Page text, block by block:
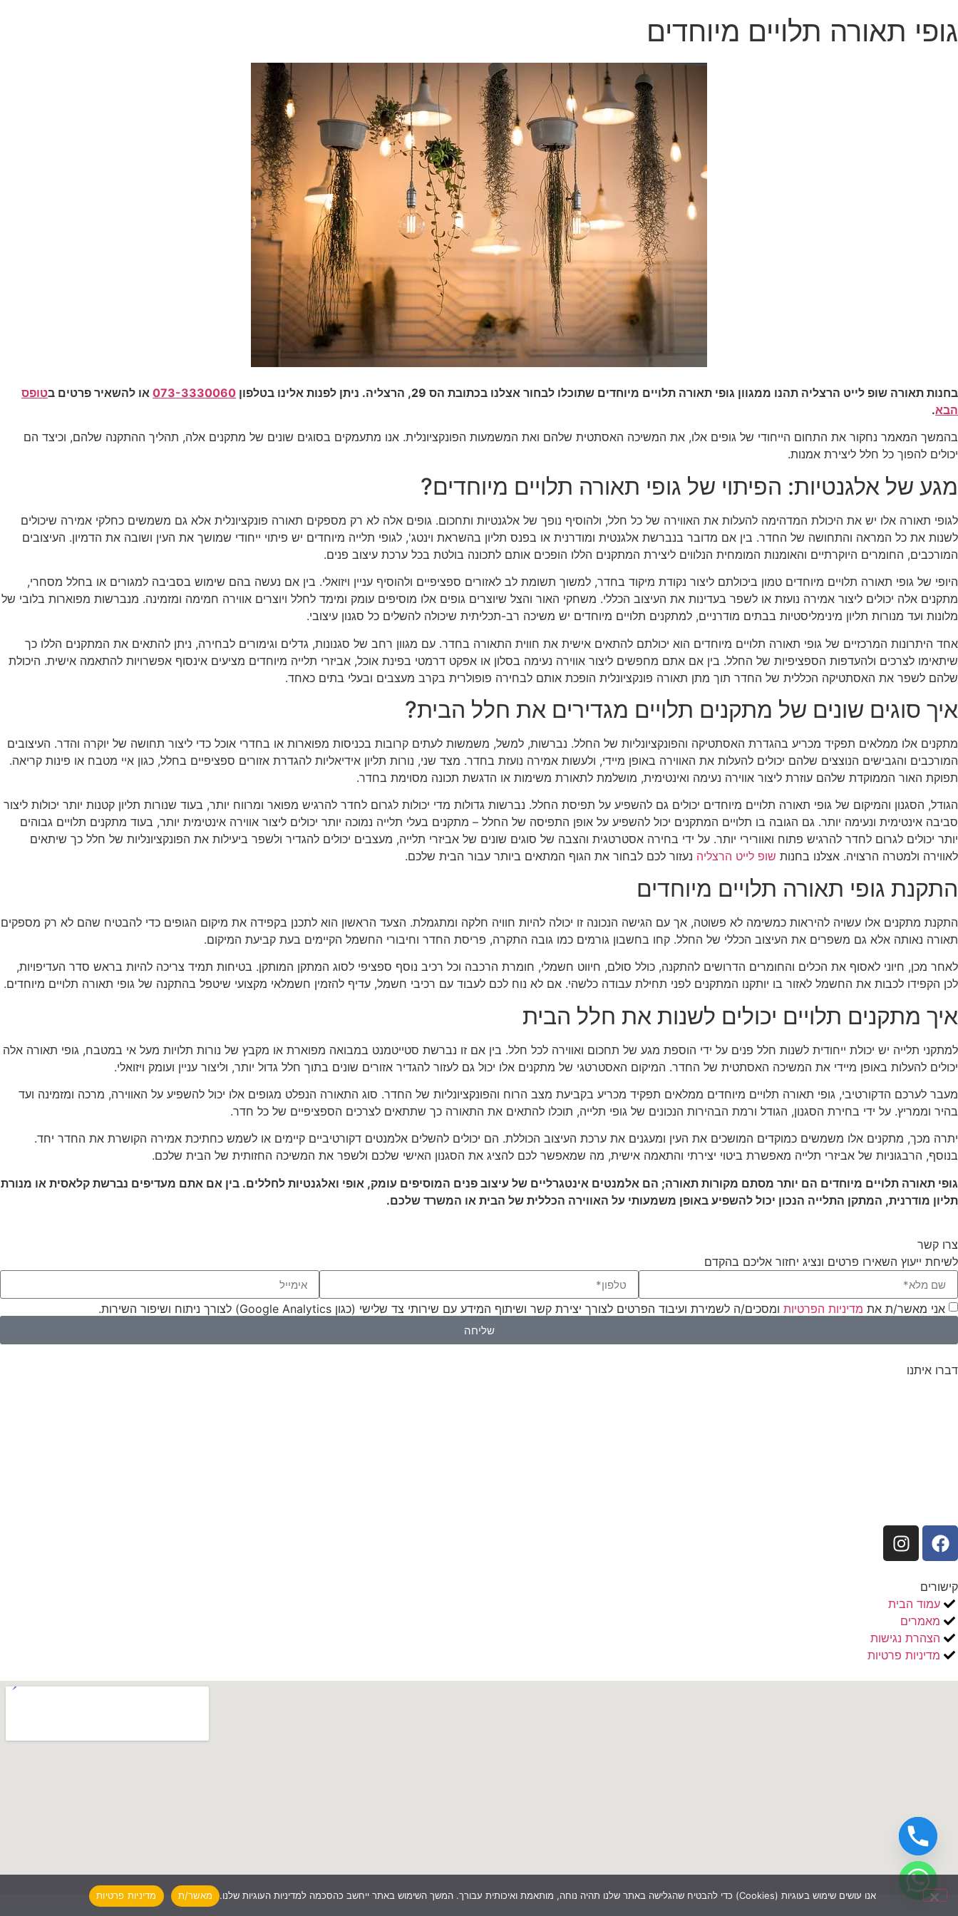
גופי תאורה תלויים מיוחדים
בחנות תאורה שופ לייט הרצליה תהנו ממגוון גופי תאורה תלויים מיוחדים שתוכלו לבחור אצלנו בכתובת הס 29, הרצליה. ניתן לפנות אלינו בטלפון 073-3330060 או להשאיר פרטים בטופס
הבא.
בהמשך המאמר נחקור את התחום הייחודי של גופים אלו, את המשיכה האסתטית שלהם ואת המשמעות הפונקציונלית. אנו מתעמקים בסוגים שונים של מתקנים אלה, תהליך ההתקנה שלהם, וכיצד הם
יכולים להפוך כל חלל ליצירת אמנות.
מגע של אלגנטיות: הפיתוי של גופי תאורה תלויים מיוחדים?
לגופי תאורה אלו יש את היכולת המדהימה להעלות את האווירה של כל חלל, ולהוסיף נופך של אלגנטיות ותחכום. גופים אלה לא רק מספקים תאורה פונקציונלית אלא גם משמשים כחלקי אמירה שיכולים
לשנות את כל המראה והתחושה של החדר. בין אם מדובר בנברשת אלגנטית ומודרנית או בפנס תליון בהשראת וינטג', לגופי תלייה מיוחדים יש פיתוי ייחודי שמושך את העין ושובה את הדמיון. העיצובים
המורכבים, החומרים היוקרתיים והאומנות המומחית הנלווים ליצירת המתקנים הללו הופכים אותם לתכונה בולטת בכל ערכת עיצוב פנים.
היופי של גופי תאורה תלויים מיוחדים טמון ביכולתם ליצור נקודת מיקוד בחדר, למשוך תשומת לב לאזורים ספציפיים ולהוסיף עניין ויזואלי. בין אם נעשה בהם שימוש בסביבה למגורים או בחלל מסחרי,
מתקנים אלה יכולים ליצור אמירה נועזת או לשפר בעדינות את העיצוב הכללי. משחקי האור והצל שיוצרים גופים אלו מוסיפים עומק ומימד לחלל ויוצרים אווירה חמימה ומזמינה. מנברשות מפוארות בלובי של
מלונות ועד מנורות תליון מינימליסטיות בבתים מודרניים, למתקנים תלויים מיוחדים יש משיכה רב-תכליתית שיכולה להשלים כל סגנון עיצובי.
אחד היתרונות המרכזיים של גופי תאורה תלויים מיוחדים הוא יכולתם להתאים אישית את חווית התאורה בחדר. עם מגוון רחב של סגנונות, גדלים וגימורים לבחירה, ניתן להתאים את המתקנים הללו כך
שיתאימו לצרכים ולהעדפות הספציפיות של החלל. בין אם אתם מחפשים ליצור אווירה נעימה בסלון או אפקט דרמטי בפינת אוכל, אביזרי תלייה מיוחדים מציעים אינסוף אפשרויות להתאמה אישית. היכולת
שלהם לשפר את האסתטיקה הכללית של החדר תוך מתן תאורה פונקציונלית הופכת אותם לבחירה פופולרית בקרב מעצבים ובעלי בתים כאחד.
איך סוגים שונים של מתקנים תלויים מגדירים את חלל הבית?
מתקנים אלו ממלאים תפקיד מכריע בהגדרת האסתטיקה והפונקציונליות של החלל. נברשות, למשל, משמשות לעתים קרובות בכניסות מפוארות או בחדרי אוכל כדי ליצור תחושה של יוקרה והדר. העיצובים
המורכבים והגבישים הנוצצים שלהם יכולים להעלות את האווירה באופן מיידי, ולעשות אמירה נועזת בחדר. מצד שני, נורות תליון אידיאליות להגדרת אזורים ספציפיים בחלל, כגון איי מטבח או פינות קריאה.
תפוקת האור הממוקדת שלהם עוזרת ליצור אווירה נעימה ואינטימית, מושלמת לתאורת משימות או הדגשת תכונה מסוימת בחדר.
הגודל, הסגנון והמיקום של גופי תאורה תלויים מיוחדים יכולים גם להשפיע על תפיסת החלל. נברשות גדולות מדי יכולות לגרום לחדר להרגיש מפואר ומרווח יותר, בעוד שנורות תליון קטנות יותר יכולות ליצור
סביבה אינטימית ונעימה יותר. גם הגובה בו תלויים המתקנים יכול להשפיע על אופן התפיסה של החלל – מתקנים בעלי תלייה נמוכה יותר יכולים ליצור אווירה אינטימית יותר, בעוד מתקנים תלויים גבוהים
יותר יכולים לגרום לחדר להרגיש פתוח ואוורירי יותר. על ידי בחירה אסטרטגית והצבה של סוגים שונים של אביזרי תלייה, מעצבים יכולים להגדיר ולשפר ביעילות את הפונקציונליות של חלל כך שיתאים
לאווירה ולמטרה הרצויה. אצלנו בחנות שופ לייט הרצליה נעזור לכם לבחור את הגוף המתאים ביותר עבור הבית שלכם.
התקנת גופי תאורה תלויים מיוחדים
התקנת מתקנים אלו עשויה להיראות כמשימה לא פשוטה, אך עם הגישה הנכונה זו יכולה להיות חוויה חלקה ומתגמלת. הצעד הראשון הוא לתכנן בקפידה את מיקום הגופים כדי להבטיח שהם לא רק מספקים
תאורה נאותה אלא גם משפרים את העיצוב הכללי של החלל. קחו בחשבון גורמים כמו גובה התקרה, פריסת החדר וחיבורי החשמל הקיימים בעת קביעת המיקום.
לאחר מכן, חיוני לאסוף את הכלים והחומרים הדרושים להתקנה, כולל סולם, חיווט חשמלי, חומרת הרכבה וכל רכיב נוסף ספציפי לסוג המתקן המותקן. בטיחות תמיד צריכה להיות בראש סדר העדיפויות,
לכן הקפידו לכבות את החשמל לאזור בו יותקנו המתקנים לפני תחילת עבודה כלשהי. אם לא נוח לכם לעבוד עם רכיבי חשמל, עדיף להזמין חשמלאי מקצועי שיטפל בהתקנה של גופי תאורה תלויים מיוחדים.
איך מתקנים תלויים יכולים לשנות את חלל הבית
למתקני תלייה יש יכולת ייחודית לשנות חלל פנים על ידי הוספת מגע של תחכום ואווירה לכל חלל. בין אם זו נברשת סטייטמנט במבואה מפוארת או מקבץ של נורות תלויות מעל אי במטבח, גופי תאורה אלה
יכולים להעלות באופן מיידי את המשיכה האסתטית של החדר. המיקום האסטרטגי של מתקנים אלו יכול גם לעזור להגדיר אזורים שונים בתוך חלל גדול יותר, וליצור עניין ועומק ויזואלי.
מעבר לערכם הדקורטיבי, גופי תאורה תלויים מיוחדים ממלאים תפקיד מכריע בקביעת מצב הרוח והפונקציונליות של החדר. סוג התאורה הנפלט מגופים אלו יכול להשפיע על האווירה, מרכה ומזמינה ועד
בהיר וממריץ. על ידי בחירת הסגנון, הגודל ורמת הבהירות הנכונים של גופי תלייה, תוכלו להתאים את התאורה כך שתתאים לצרכים הספציפיים של כל חדר.
יתרה מכך, מתקנים אלו משמשים כמוקדים המושכים את העין ומעגנים את ערכת העיצוב הכוללת. הם יכולים להשלים אלמנטים דקורטיביים קיימים או לשמש כחתיכת אמירה הקושרת את החדר יחד.
בנוסף, הרבגוניות של אביזרי תלייה מאפשרת ביטוי יצירתי והתאמה אישית, מה שמאפשר לכם להציג את הסגנון האישי שלכם ולשפר את המשיכה החזותית של הבית שלכם.
גופי תאורה תלויים מיוחדים הם יותר מסתם מקורות תאורה; הם אלמנטים אינטגרליים של עיצוב פנים המוסיפים עומק, אופי ואלגנטיות לחללים. בין אם אתם מעדיפים נברשת קלאסית או מנורת
תליון מודרנית, המתקן התלייה הנכון יכול להשפיע באופן משמעותי על האווירה הכללית של הבית או המשרד שלכם.
צרו קשר
לשיחת ייעוץ השאירו פרטים ונציג יחזור אליכם בהקדם
אני מאשר/ת את מדיניות הפרטיות ומסכים/ה לשמירת ועיבוד הפרטים לצורך יצירת קשר ושיתוף המידע עם שירותי צד שלישי (כגון Google Analytics) לצורך ניתוח ושיפור השירות.
שליחה
דברו איתנו
קישורים
עמוד הבית
מאמרים
הצהרת נגישות
מדיניות פרטיות
אנו עושים שימוש בעוגיות (Cookies) כדי להבטיח שהגלישה באתר שלנו תהיה נוחה, מותאמת ואיכותית עבורך. המשך השימוש באתר ייחשב כהסכמה למדיניות העוגיות שלנו. מאשר/ת מדיניות פרטיות